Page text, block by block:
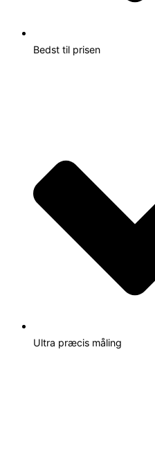
Bedst til prisen
Ultra præcis måling